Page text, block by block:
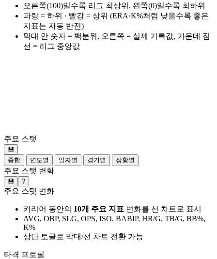
오른쪽(100)일수록 리그 최상위, 왼쪽(0)일수록 최하위
파랑 = 하위 · 빨강 = 상위 (ERA·K%처럼 낮을수록 좋은
지표는 자동 반전)
막대 안 숫자 = 백분위, 오른쪽 = 실제 기록값, 가운데 점
선 = 리그 중앙값
주요 스탯
💾
종합
연도별 일자별 경기별 상황별
주요 스탯 변화
💾 ?
주요 스탯 변화
커리어 동안의 10개 주요 지표 변화를 선 차트로 표시
AVG, OBP, SLG, OPS, ISO, BABIP, HR/G, TB/G, BB%,
K%
상단 토글로 막대/선 차트 전환 가능
타격 프로필